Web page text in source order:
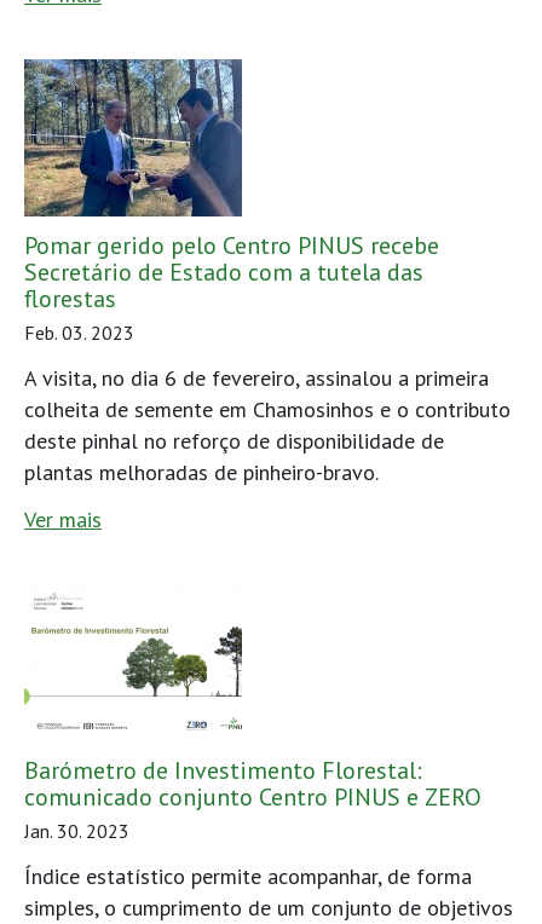
Pomar gerido pelo Centro PINUS recebe
Secretário de Estado com a tutela das
florestas
Feb. 03. 2023
A visita, no dia 6 de fevereiro, assinalou a primeira
colheita de semente em Chamosinhos e o contributo
deste pinhal no reforço de disponibilidade de
plantas melhoradas de pinheiro-bravo.
Ver mais
Barómetro de Investimento Florestal:
comunicado conjunto Centro PINUS e ZERO
Jan. 30. 2023
Índice estatístico permite acompanhar, de forma
simples, o cumprimento de um conjunto de objetivos